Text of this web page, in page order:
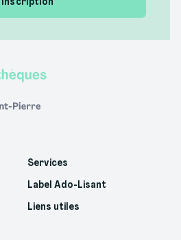
Services
Label Ado-Lisant
Liens utiles